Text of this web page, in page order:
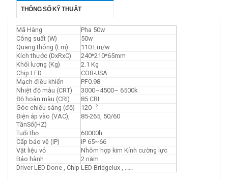
THÔNG SỐ KỸ THUẬT
Mã Hàng
Pha 50w
Công suất (W)
50w
Quang thông (Lm)
110 Lm/w
Kích thước (DxRxC)
240*210*65mm
Khối lượng (Kg)
2.1 Kg
Chip LED
COB-USA
Mạch điều khiển
PF0.98
Nhiệt độ màu (CRT)
3000~4500~ 6500k
Độ hoàn màu (CRI)
85 CRI
Góc chiếu sáng (độ)
120︒
Điện áp vào (VAC),
TầnSố(HZ)
85-265, 50/60
Tuổi thọ
60000h
Cấp bảo vệ (IP)
IP 65~66
Vật liệu vỏ
Nhôm hợp kim Kính cường lực
Bảo hành
2 năm
Driver LED Done , Chip LED Bridgelux , ……